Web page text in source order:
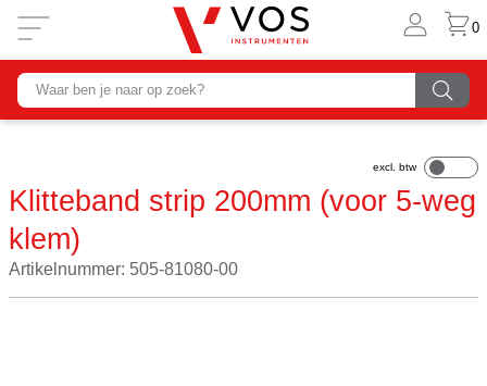
0
Klitteband strip 200mm (voor 5-weg
klem)
Artikelnummer: 505-81080-00